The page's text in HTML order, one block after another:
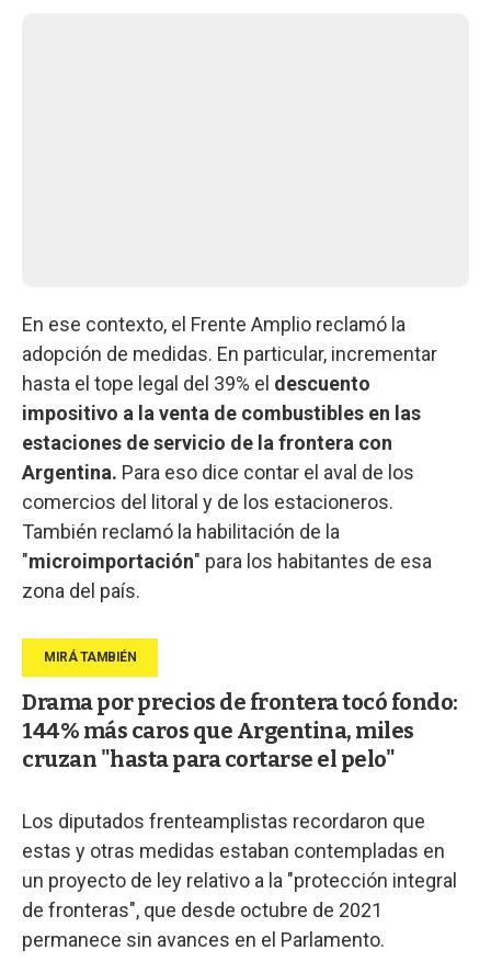
En ese contexto, el Frente Amplio reclamó la
adopción de medidas. En particular, incrementar
hasta el tope legal del 39% el descuento
impositivo a la venta de combustibles en las
estaciones de servicio de la frontera con
Argentina. Para eso dice contar el aval de los
comercios del litoral y de los estacioneros.
También reclamó la habilitación de la
"microimportación" para los habitantes de esa
zona del país.
Drama por precios de frontera tocó fondo:
144% más caros que Argentina, miles
cruzan "hasta para cortarse el pelo"
Los diputados frenteamplistas recordaron que
estas y otras medidas estaban contempladas en
un proyecto de ley relativo a la "protección integral
de fronteras", que desde octubre de 2021
permanece sin avances en el Parlamento.